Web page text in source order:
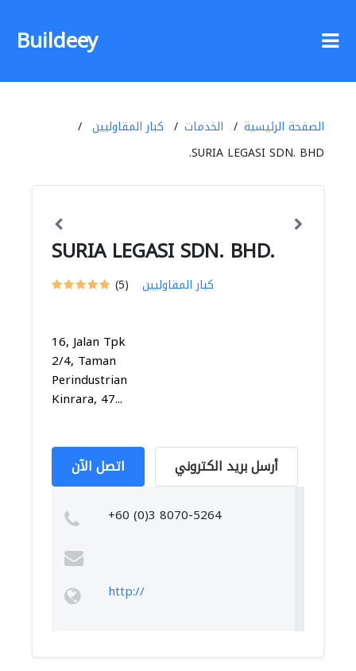
Buildeey
الصفحة الرئيسية الخدمات
كبار المقاوليين
SURIA LEGASI SDN. BHD.
SURIA LEGASI SDN. BHD.
(5) كبار المقاوليين
16, Jalan Tpk
2/4, Taman
Perindustrian
Kinrara, 47...
اتصل الآن أرسل بريد الكتروني
+60 (0)3 8070-5264
http://